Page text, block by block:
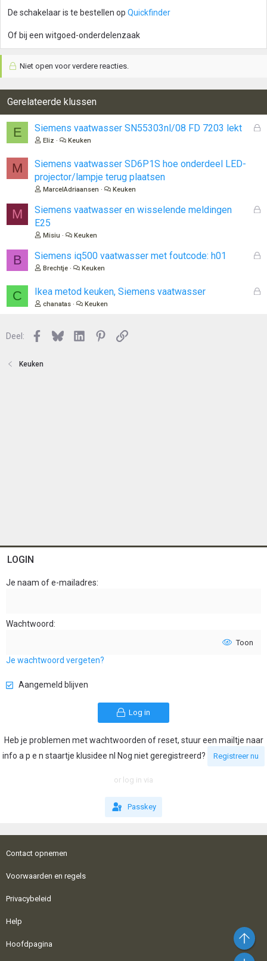
De schakelaar is te bestellen op Quickfinder
Of bij een witgoed-onderdelenzaak
Niet open voor verdere reacties.
Gerelateerde klussen
E
G
Siemens vaatwasser SN55303nl/08 FD 7203 lekt
Eliz Keuken
M
Siemens vaatwasser SD6P1S hoe onderdeel LED-
projector/lampje terug plaatsen
MarcelAdriaansen Keuken
M
G
o
Siemens vaatwasser en wisselende meldingen
E25
Misiu Keuken
B
G
Siemens iq500 vaatwasser met foutcode: h01
Brechtje Keuken
C
G
Ikea metod keuken, Siemens vaatwasser
chanatas Keuken
Deel: Facebook
BlueskyLinkedInPinterest
Link
Keuken
LOGIN
Je naam of e-mailadres
Wachtwoord
Toon
Je wachtwoord vergeten?
Aangemeld blijven
Log in
Heb je problemen met wachtwoorden of reset, stuur een mailtje naar
info a p e n staartje klusidee nl Nog niet geregistreerd?
Registreer nu
or log in via
Passkey
Contact opnemen
Voorwaarden en regels
Privacybeleid
Help
Hoofdpagina